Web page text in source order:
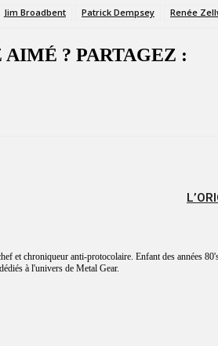
Jim Broadbent Patrick Dempsey Renée
AIMÉ ? PARTAGEZ :
et chroniqueur anti-protocolaire. Enfant des années
à l'univers de Metal Gear.